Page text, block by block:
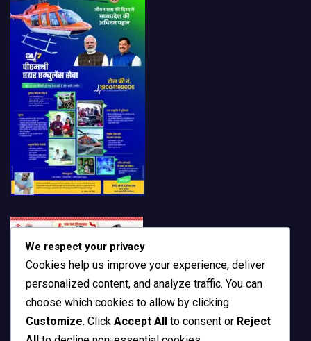
We respect your privacy
Cookies help us improve your experience, deliver
personalized content, and analyze traffic. You can
choose which cookies to allow by clicking
Customize. Click Accept All to consent or Reject